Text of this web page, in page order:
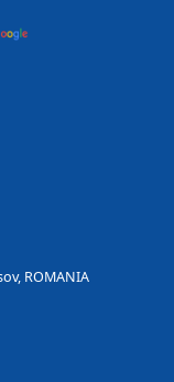
ROMANIA